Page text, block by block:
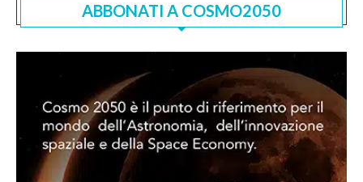
ABBONATI A COSMO2050